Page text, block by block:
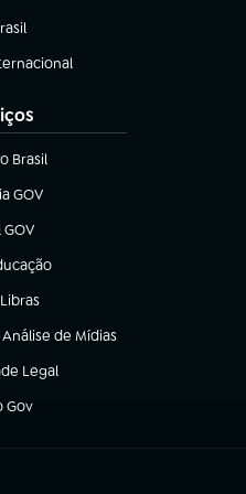
em nova aba)
aba)
Brasil
nova aba)
GOV
nova aba)
GOVnova aba)
aba)
nova aba)
de Mídias
Legal
aba)
Govnova aba)